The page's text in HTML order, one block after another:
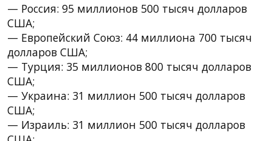
— Россия: 95 миллионов 500 тысяч долларов
США;
— Европейский Союз: 44 миллиона 700 тысяч
долларов США;
— Турция: 35 миллионов 800 тысяч долларов
США;
— Украина: 31 миллион 500 тысяч долларов
США;
— Израиль: 31 миллион 500 тысяч долларов